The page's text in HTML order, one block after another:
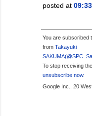
posted at
You are subscribed
from Takayuki
To stop receiving
unsubscribe now.
Google Inc., 20